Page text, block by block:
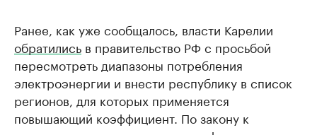
Ранее, как уже сообщалось, власти Карелии
обратились в правительство РФ с просьбой
пересмотреть диапазоны потребления
электроэнергии и внести республику в список
регионов, для которых применяется
повышающий коэффициент. По закону к